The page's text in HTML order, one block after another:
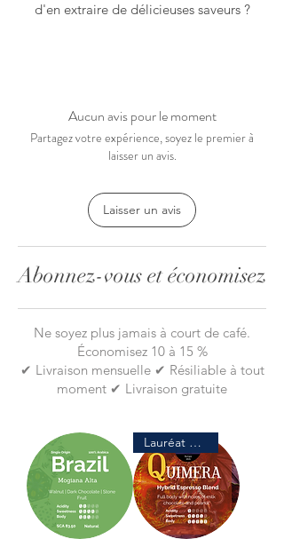
d'en extraire de délicieuses saveurs ?
Nous avons emballé ces articles pour
Hario V60 céramique blanche
Pack de filtres Hario (40)
Aucun avis pour le moment
Partagez votre expérience, soyez le premier à
laisser un avis.
Laisser un avis
Abonnez-vous et économisez
Ne soyez plus jamais à court de café.
Économisez 10 à 15 %
✔ Livraison mensuelle ✔ Résiliable à tout
moment ✔ Livraison gratuite
Lauréat de prix